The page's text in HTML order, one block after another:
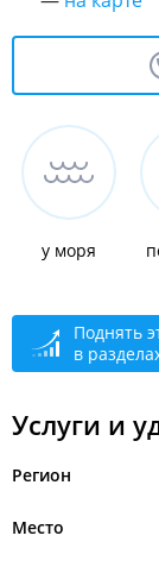
у моря
Поднять
в
Услуги и
Регион
Место